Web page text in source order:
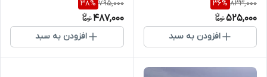
A13 4G
833,000
36%
525,000
افزودن به سبد
سامسونگ Galaxy A23
795,000
38%
487,000
افزودن به سبد